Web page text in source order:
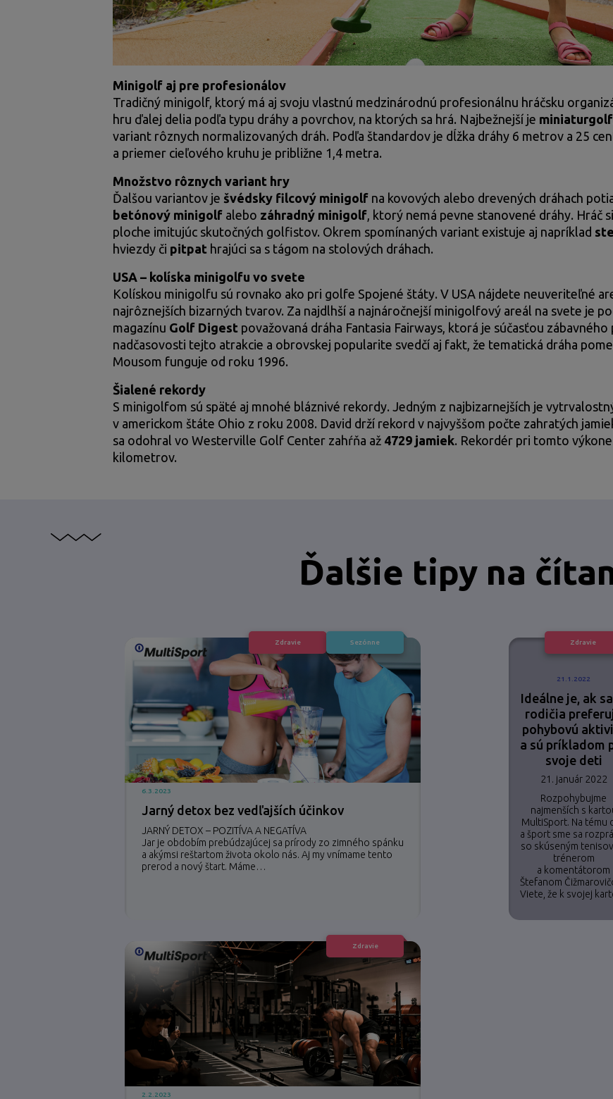
Minigolf aj pre profesionálov
Tradičný minigolf, ktorý má aj svoju vlastnú medzinárodnú profesionálnu hráčsku
hru ďalej delia podľa typu dráhy a povrchov, na ktorých sa hrá. Najbežnejší je miniaturgolf
variant rôznych normalizovaných dráh. Podľa štandardov je dĺžka dráhy 6 metrov a 25
a priemer cieľového kruhu je približne 1,4 metra.
Množstvo rôznych variant hry
Ďalšou variantov je švédsky filcový minigolf na kovových alebo drevených dráhach
betónový minigolf alebo záhradný minigolf , ktorý nemá pevne stanovené dráhy.
ploche imitujúc skutočných golfistov. Okrem spomínaných variant existuje aj napríklad
hviezdy či pitpat hrajúci sa s tágom na stolových dráhach.
USA – kolíska minigolfu vo svete
Kolískou minigolfu sú rovnako ako pri golfe Spojené štáty. V USA nájdete neuveriteľné
najrôznejších bizarných tvarov. Za najdlhší a najnáročnejší minigolfový areál na svete je
magazínu Golf Digest považovaná dráha Fantasia Fairways, ktorá je súčasťou
nadčasovosti tejto atrakcie a obrovskej popularite svedčí aj fakt, že tematická dráha
Mousom funguje od roku 1996.
Šialené rekordy
S minigolfom sú späté aj mnohé bláznivé rekordy. Jedným z najbizarnejších je
v americkom štáte Ohio z roku 2008. David drží rekord v najvyššom počte zahratých
sa odohral vo Westerville Golf Center zahŕňa až 4729 jamiek. Rekordér pri tomto
kilometrov.
Ďalšie tipy na
6.3.2023
Jarný detox bez vedľajších účinkov
JARNÝ DETOX – POZITÍVA A NEGATÍVA
Jar je obdobím prebúdzajúcej sa prírody zo zimného spánku
a akýmsi reštartom života okolo nás. Aj my vnímame tento
prerod a nový štart. Máme…
Zdravie Sezónne
2.2.2023
Zdravie
21.1.2022
Ideálne je, ak
rodičia
pohybovú
a sú príkladom
svoje deti
21. január 2022
Rozpohybujme
najmenších s
MultiSport. Na tému
a šport sme sa
so skúseným
trénerom
a komentátorom
Štefanom
Viete, že k svojej
Zdravie